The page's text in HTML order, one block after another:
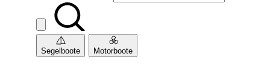
Segelboote Motorboote